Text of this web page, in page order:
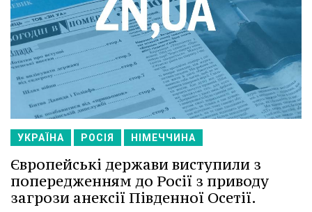
УКРАЇНА РОСІЯ НІМЕЧЧИНА
Європейські держави виступили з
попередженням до Росії з приводу
загрози анексії Південної Осетії.